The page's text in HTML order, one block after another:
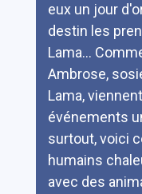
eux un jour
destin les
Lama...
Ambrose,
Lama,
événements
surtout, voici
humains
avec des